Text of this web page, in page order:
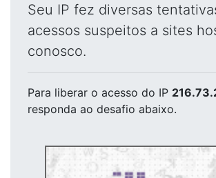
Seu IP fez diversas
acessos suspeitos a sites
conosco.
Para liberar o acesso do IP
responda ao desafio abaixo.